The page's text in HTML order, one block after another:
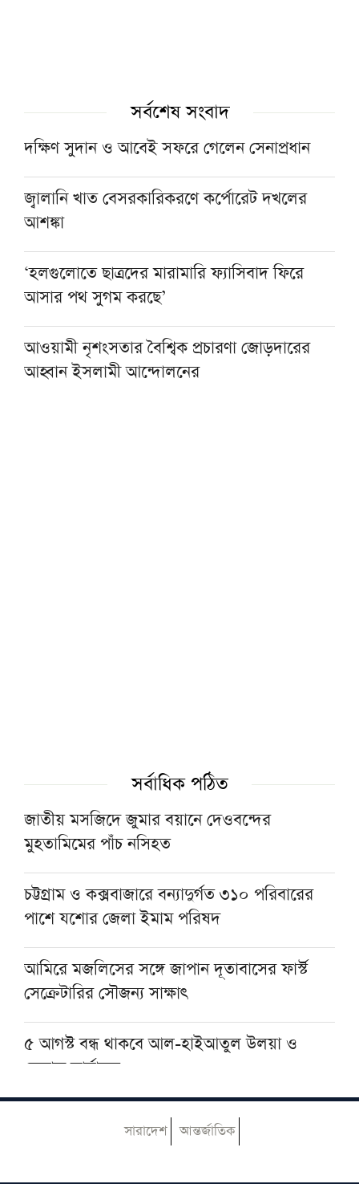
সর্বশেষ সংবাদ
দক্ষিণ সুদান ও আবেই সফরে গেলেন সেনাপ্রধান
জ্বালানি খাত বেসরকারিকরণে কর্পোরেট দখলের
আশঙ্কা
‘হলগুলোতে ছাত্রদের মারামারি ফ্যাসিবাদ ফিরে
আসার পথ সুগম করছে’
আওয়ামী নৃশংসতার বৈশ্বিক প্রচারণা জোড়দারের
আহ্বান ইসলামী আন্দোলনের
জুলাইয়ে সড়ক দুর্ঘটনায় সিলেট বিভাগে ৩১ জনের
কিছুদিনের মধ্যেই তিস্তা পাইলট প্রকল্পের কাজ শুরু
হবে: পানিসম্পদ প্রতিমন্ত্রী
হরমুজ প্রণালিতে আবুধাবির জাহাজে ক্ষেপণাস্ত্র
হামলা
সর্বাধিক পঠিত
জাতীয় মসজিদে জুমার বয়ানে দেওবন্দের
মুহতামিমের পাঁচ নসিহত
চট্টগ্রাম ও কক্সবাজারে বন্যাদুর্গত ৩১০ পরিবারের
পাশে যশোর জেলা ইমাম পরিষদ
আমিরে মজলিসের সঙ্গে জাপান দূতাবাসের ফার্স্ট
সেক্রেটারির সৌজন্য সাক্ষাৎ
৫ আগস্ট বন্ধ থাকবে আল-হাইআতুল উলয়া ও
বেফাক কার্যালয়
হেজবুত তাওহীদ কেন ভ্রান্ত, কী তাদের আকিদা
সারাদেশ আন্তর্জাতিক